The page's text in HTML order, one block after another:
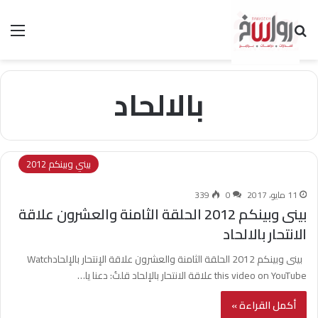
بحث عن
بالالحاد
بيني وبينكم 2012
11 مايو، 2017 0
339
بينى وبينكم 2012 الحلقة الثامنة والعشرون علاقة
الانتحار بالالحاد
بينى وبينكم 2012 الحلقة الثامنة والعشرون علاقة الإنتحار بالإلحادWatch
this video on YouTube علاقة الانتحار بالإلحاد قلتُ: دعنا يا…
أكمل القراءة »